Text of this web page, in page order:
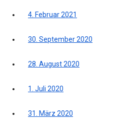
4. Februar 2021
30. September 2020
28. August 2020
1. Juli 2020
31. März 2020